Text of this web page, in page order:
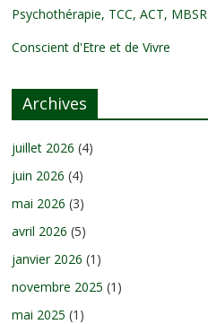
Psychothérapie, TCC, ACT, MBSR
Conscient d'Etre et de Vivre
Archives
juillet 2026 (4)
juin 2026 (4)
mai 2026 (3)
avril 2026 (5)
janvier 2026 (1)
novembre 2025 (1)
mai 2025 (1)